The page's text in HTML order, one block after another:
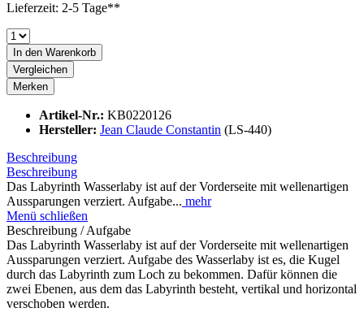
Lieferzeit: 2-5 Tage**
In den Warenkorb
Vergleichen
Merken
Artikel-Nr.: KB0220126
Hersteller: Jean Claude Constantin (LS-440)
Beschreibung
Beschreibung
Das Labyrinth Wasserlaby ist auf der Vorderseite mit wellenartigen
Aussparungen verziert. Aufgabe... mehr
Menü schließen
Beschreibung / Aufgabe
Das Labyrinth Wasserlaby ist auf der Vorderseite mit wellenartigen
Aussparungen verziert. Aufgabe des Wasserlaby ist es, die Kugel
durch das Labyrinth zum Loch zu bekommen. Dafür können die
zwei Ebenen, aus dem das Labyrinth besteht, vertikal und horizontal
verschoben werden.